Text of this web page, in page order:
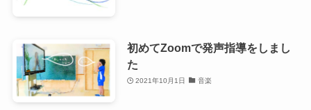
初めてZoomで発声指導をしまし
た
2021年10月1日 音楽